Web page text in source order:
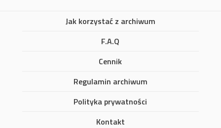
Jak korzystać z archiwum
F.A.Q
Cennik
Regulamin archiwum
Polityka prywatności
Kontakt